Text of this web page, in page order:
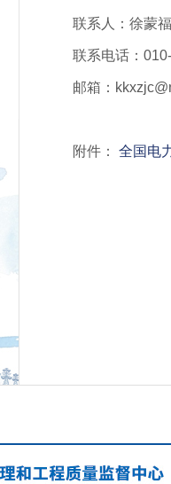
联系人：徐蒙
联系电话：
邮箱：
附件：全国电